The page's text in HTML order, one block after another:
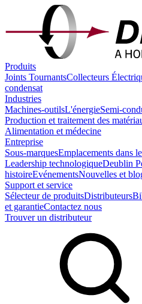
Produits
Joints TournantsCollecteurs
condensat
Industries
Machines-outilsL'énergieSemi-
Production et traitement des
Alimentation et médecine
Entreprise
Sous-marquesEmplacements dans
Leadership technologiqueDeublin
histoireEvénementsNouvelles et
Support et service
Sélecteur de produitsDistributeurs
et garantieContactez nous
Trouver un distributeur